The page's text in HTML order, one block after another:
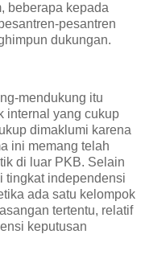
beberapa kepada
pesantren
dukungan.
mendukung itu
internal yang cukup
dimaklumi karena
ini memang telah
di luar PKB. Selain
tingkat independensi
ada satu kelompok
tertentu, relatif
keputusan